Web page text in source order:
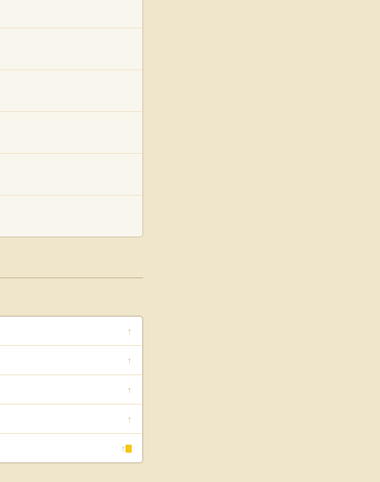
↑
↑
↑
↑
↑